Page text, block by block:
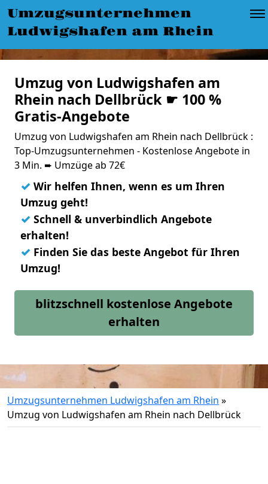
Umzugsunternehmen
Ludwigshafen am Rhein
Umzug von Ludwigshafen am
Rhein nach Dellbrück ☛ 100 %
Gratis-Angebote
Umzug von Ludwigshafen am Rhein nach Dellbrück :
Top-Umzugsunternehmen - Kostenlose Angebote in
3 Min. ➨ Umzüge ab 72€
✓ Wir helfen Ihnen, wenn es um Ihren
Umzug geht!
✓ Schnell & unverbindlich Angebote
erhalten!
✓ Finden Sie das beste Angebot für Ihren
Umzug!
blitzschnell kostenlose Angebote
erhalten
Umzugsunternehmen Ludwigshafen am Rhein »
Umzug von Ludwigshafen am Rhein nach Dellbrück